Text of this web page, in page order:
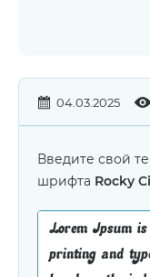
04.03.2025
Введите свой
шрифта Rocky